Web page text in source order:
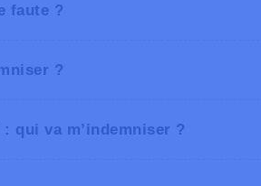
faute ?
?
qui va m’indemniser ?